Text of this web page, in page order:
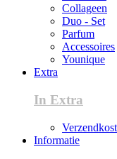
Collageen
Duo - Set
Parfum
Accessoires
Younique
Extra
In Extra
Informatie